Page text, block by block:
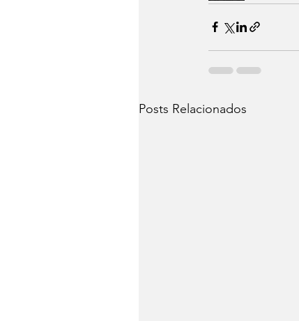
Posts Relacionados